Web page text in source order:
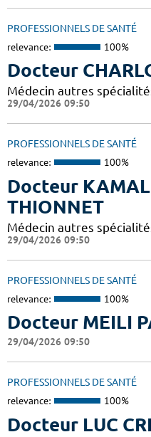
PROFESSIONNELS DE SANTÉ
relevance: 100%
Docteur
Médecin autres
29/04/2026 09:50
PROFESSIONNELS DE SANTÉ
relevance: 100%
Docteur
THIONNET
Médecin autres
29/04/2026 09:50
PROFESSIONNELS DE SANTÉ
relevance: 100%
Docteur MEILI
29/04/2026 09:50
PROFESSIONNELS DE SANTÉ
relevance: 100%
Docteur LUC